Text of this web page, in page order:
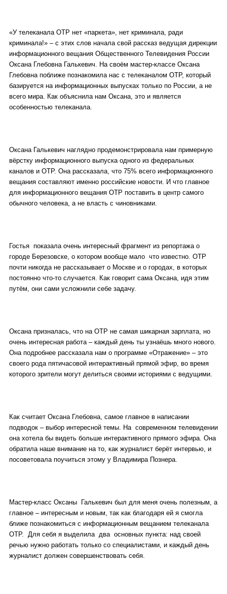
«У телеканала ОТР нет «паркета», нет криминала, ради
криминала!» – с этих слов начала свой рассказ ведущая дирекции
информационного вещания Общественного Телевидения России
Оксана Глебовна Галькевич. На своём мастер-классе Оксана
Глебовна поближе познакомила нас с телеканалом ОТР, который
базируется на информационных выпусках только по России, а не
всего мира. Как объяснила нам Оксана, это и является
особенностью телеканала.
Оксана Галькевич наглядно продемонстрировала нам примерную
вёрстку информационного выпуска одного из федеральных
каналов и ОТР. Она рассказала, что 75% всего информационного
вещания составляют именно российские новости. И что главное
для информационного вещания ОТР поставить в центр самого
обычного человека, а не власть с чиновниками.
Гостья показала очень интересный фрагмент из репортажа о
городе Березовске, о котором вообще мало что известно. ОТР
почти никогда не рассказывает о Москве и о городах, в которых
постоянно что-то случается. Как говорит сама Оксана, идя этим
путём, они сами усложнили себе задачу.
Оксана призналась, что на ОТР не самая шикарная зарплата, но
очень интересная работа – каждый день ты узнаёшь много нового.
Она подробнее рассказала нам о программе «Отражение» – это
своего рода пятичасовой интерактивный прямой эфир, во время
которого зрители могут делиться своими историями с ведущими.
Как считает Оксана Глебовна, самое главное в написании
подводок – выбор интересной темы. На современном телевидении
она хотела бы видеть больше интерактивного прямого эфира. Она
обратила наше внимание на то, как журналист берёт интервью, и
посоветовала поучиться этому у Владимира Познера.
Мастер-класс Оксаны Галькевич был для меня очень полезным, а
главное – интересным и новым, так как благодаря ей я смогла
ближе познакомиться с информационным вещанием телеканала
ОТР. Для себя я выделила два основных пункта: над своей
речью нужно работать только со специалистами, и каждый день
журналист должен совершенствовать себя.